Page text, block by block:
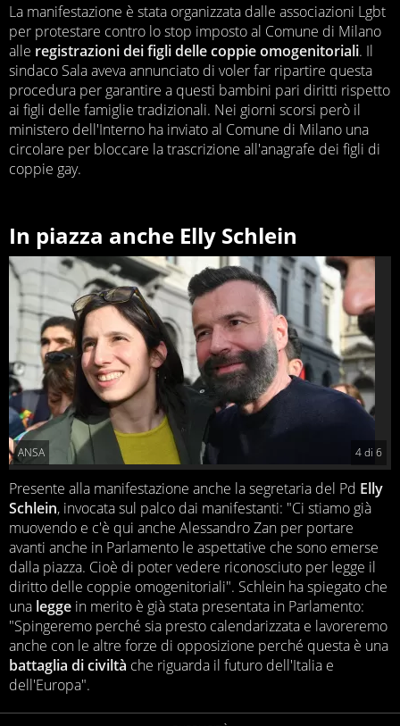
La manifestazione è stata organizzata dalle associazioni Lgbt
per protestare contro lo stop imposto al Comune di Milano
alle registrazioni dei figli delle coppie omogenitoriali. Il
sindaco Sala aveva annunciato di voler far ripartire questa
procedura per garantire a questi bambini pari diritti rispetto
ai figli delle famiglie tradizionali. Nei giorni scorsi però il
ministero dell'Interno ha inviato al Comune di Milano una
circolare per bloccare la trascrizione all'anagrafe dei figli di
coppie gay.
In piazza anche Elly Schlein
4di 6
ANSA
Presente alla manifestazione anche la segretaria del Pd Elly
Schlein, invocata sul palco dai manifestanti: "Ci stiamo già
muovendo e c'è qui anche Alessandro Zan per portare
avanti anche in Parlamento le aspettative che sono emerse
dalla piazza. Cioè di poter vedere riconosciuto per legge il
diritto delle coppie omogenitoriali". Schlein ha spiegato che
una legge in merito è già stata presentata in Parlamento:
"Spingeremo perché sia presto calendarizzata e lavoreremo
anche con le altre forze di opposizione perché questa è una
battaglia di civiltà che riguarda il futuro dell'Italia e
dell'Europa".